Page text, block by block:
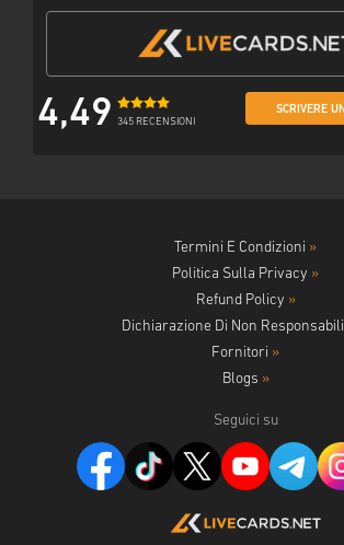
4,49 345 RECENSIONI
SCRIVERE
Termini E Condizioni »
Politica Sulla Privacy »
Refund Policy »
Dichiarazione Di Non
Fornitori »
Blogs »
Seguici su